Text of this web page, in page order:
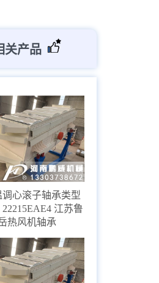
关产品
调心滚子轴承类型
22215EAE4 江苏鲁
热风机轴承